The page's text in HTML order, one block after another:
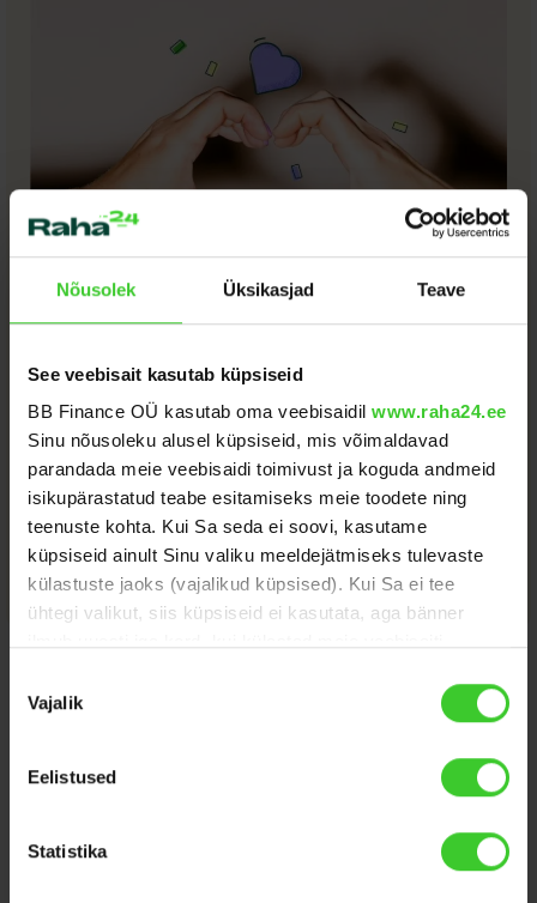
Nõusolek Üksikasjad Teave
See veebisait kasutab küpsiseid
BB Finance OÜ kasutab oma veebisaidil www.raha24.ee
Sinu nõusoleku alusel küpsiseid, mis võimaldavad
parandada meie veebisaidi toimivust ja koguda andmeid
isikupärastatud teabe esitamiseks meie toodete ning
teenuste kohta. Kui Sa seda ei soovi, kasutame
küpsiseid ainult Sinu valiku meeldejätmiseks tulevaste
külastuste jaoks (vajalikud küpsised). Kui Sa ei tee
ühtegi valikut, siis küpsiseid ei kasutata, aga bänner
Lisateave küpsiste kohta on meie küpsiste poliitikas .
andmekaitse
põhimõtetega.
valik
Vajalik
Eelistused
Statistika
Registreerunud kliente üle 125 000
Viimases kliendiuuringus selgus, et meie klientide
rahulolu hinnang viie palli süsteemis on 4,4 punkti.
Küsi laenupakkumist juba